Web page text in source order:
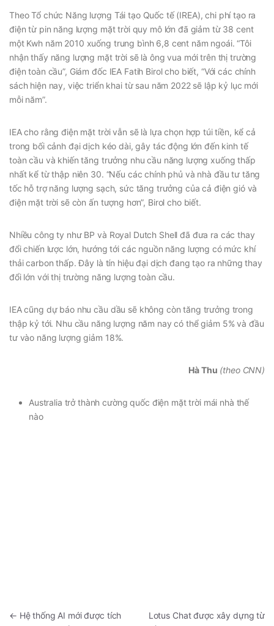
Theo Tổ chức Năng lượng Tái tạo Quốc tế (IREA), chi phí tạo ra
điện từ pin năng lượng mặt trời quy mô lớn đã giảm từ 38 cent
một Kwh năm 2010 xuống trung bình 6,8 cent năm ngoái. “Tôi
nhận thấy năng lượng mặt trời sẽ là ông vua mới trên thị trường
điện toàn cầu”, Giám đốc IEA Fatih Birol cho biết, “Với các chính
sách hiện nay, việc triển khai từ sau năm 2022 sẽ lập kỷ lục mới
mỗi năm”.
IEA cho rằng điện mặt trời vẫn sẽ là lựa chọn hợp túi tiền, kể cả
trong bối cảnh đại dịch kéo dài, gây tác động lớn đến kinh tế
toàn cầu và khiến tăng trưởng nhu cầu năng lượng xuống thấp
nhất kể từ thập niên 30. “Nếu các chính phủ và nhà đầu tư tăng
tốc hỗ trợ năng lượng sạch, sức tăng trưởng của cả điện gió và
điện mặt trời sẽ còn ấn tượng hơn”, Birol cho biết.
Nhiều công ty như BP và Royal Dutch Shell đã đưa ra các thay
đổi chiến lược lớn, hướng tới các nguồn năng lượng có mức khí
thải carbon thấp. Đây là tín hiệu đại dịch đang tạo ra những thay
đổi lớn với thị trường năng lượng toàn cầu.
IEA cũng dự báo nhu cầu dầu sẽ không còn tăng trưởng trong
thập kỷ tới. Nhu cầu năng lượng năm nay có thể giảm 5% và đầu
tư vào năng lượng giảm 18%.
Hà Thu (theo CNN)
Australia trở thành cường quốc điện mặt trời mái nhà thế
nào
← Hệ thống AI mới được tích
Lotus Chat được xây dựng từ